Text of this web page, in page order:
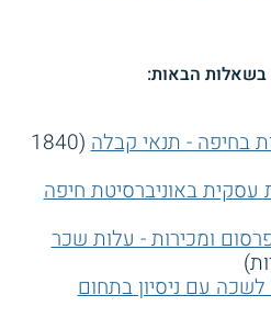
בשאלות הבאות:
בחיפה - תנאי קבלה (1840
עסקית באוניברסיטת חיפה
ומכירות - עלות שכר
עם ניסיון בתחום